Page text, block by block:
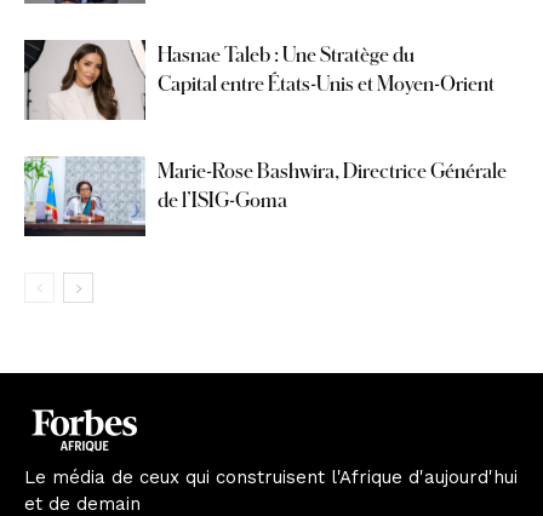
Hasnae Taleb : Une Stratège du
Capital entre États-Unis et Moyen-Orient
Marie-Rose Bashwira, Directrice Générale
de l’ISIG-Goma
Le média de ceux qui construisent l'Afrique d'aujourd'hui
et de demain